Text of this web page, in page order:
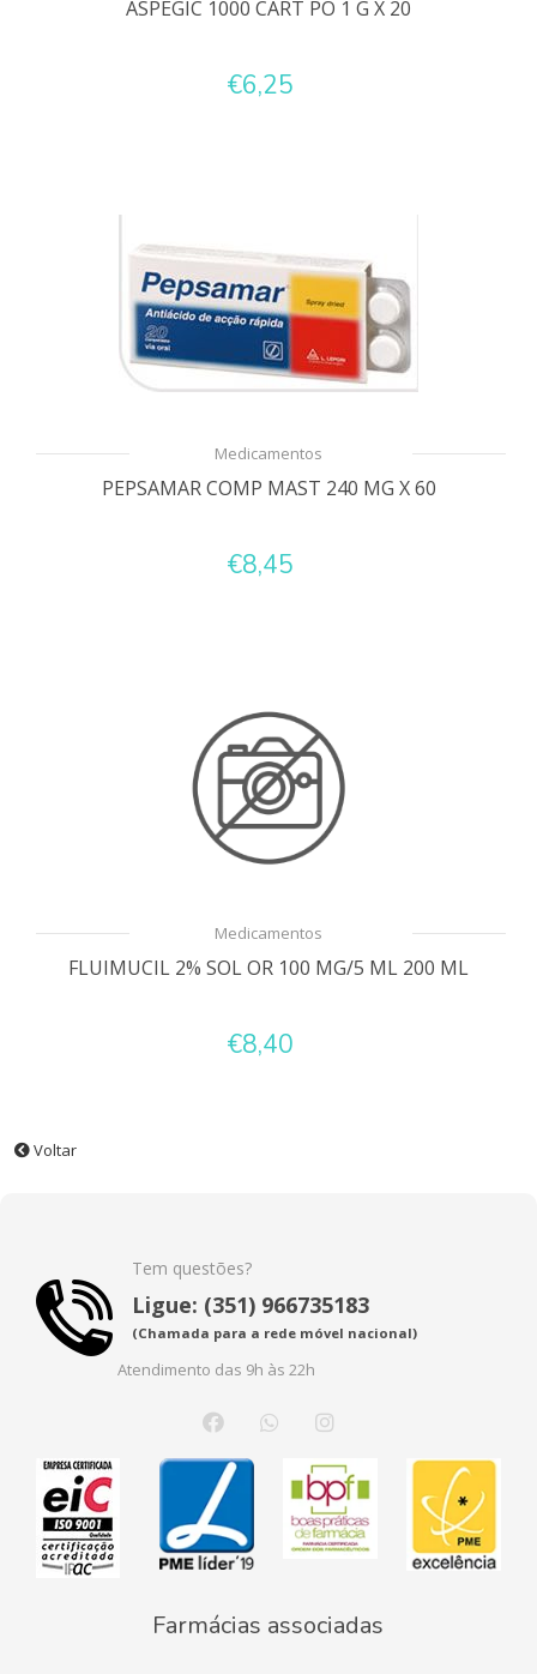
ASPEGIC 1000 CART PO 1 G X 20
€6,25
Medicamentos
PEPSAMAR COMP MAST 240 MG X 60
€8,45
Medicamentos
FLUIMUCIL 2% SOL OR 100 MG/5 ML 200 ML
€8,40
Voltar
Tem questões?
Ligue: (351) 966735183
(Chamada para a rede móvel nacional)
Atendimento das 9h às 22h
Farmácias associadas